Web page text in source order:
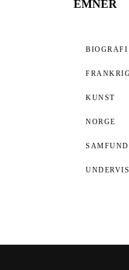
EMNER
BIOGRAFI
KUNST
NORGE
SAMFUND